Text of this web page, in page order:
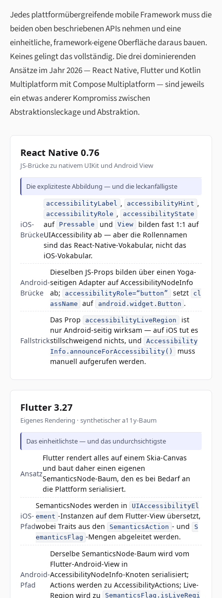
Jedes plattformübergreifende mobile Framework muss die
beiden oben beschriebenen APIs nehmen und eine
einheitliche, framework-eigene Oberfläche daraus bauen.
Keines gelingt das vollständig. Die drei dominierenden
Ansätze im Jahr 2026 — React Native, Flutter und Kotlin
Multiplatform mit Compose Multiplatform — sind jeweils
ein etwas anderer Kompromiss zwischen
Abstraktionsleckage und Abstraktion.
React Native 0.76
JS-Brücke zu nativem UIKit und Android View
Die expliziteste Abbildung — und die leckanfälligste
iOS-
Brücke
accessibilityLabel , accessibilityHint ,
accessibilityRole , accessibilityState
auf Pressable und View
bilden fast 1:1 auf
UIAccessibility ab — aber die Rollennamen
sind das React-Native-Vokabular, nicht das
iOS-Vokabular.
Android-
Brücke
Dieselben JS-Props bilden über einen Yoga-
seitigen Adapter auf AccessibilityNodeInfo
ab;
accessibilityRole=“button” setzt
cl
assName
auf android.widget.Button .
Fallstrick
Das Prop accessibilityLiveRegion
ist
nur Android-seitig wirksam — auf iOS tut es
stillschweigend nichts, und
Accessibility
Info.announceForAccessibility()
muss
manuell aufgerufen werden.
Flutter 3.27
Eigenes Rendering · synthetischer a11y-Baum
Das einheitlichste — und das undurchsichtigste
Ansatz
Flutter rendert alles auf einem Skia-Canvas
und baut daher einen eigenen
SemanticsNode-Baum, den es bei Bedarf an
die Plattform serialisiert.
iOS-
Pfad
SemanticsNodes werden in
UIAccessibilityEl
ement -Instanzen auf dem Flutter-View übersetzt,
wobei Traits aus den
SemanticsAction - und
S
emanticsFlag -Mengen abgeleitet werden.
Android-
Pfad
Derselbe SemanticsNode-Baum wird vom
Flutter-Android-View in
AccessibilityNodeInfo-Knoten serialisiert;
Actions werden zu AccessibilityActions; Live-
Region wird zu
SemanticsFlag.isLiveRegi